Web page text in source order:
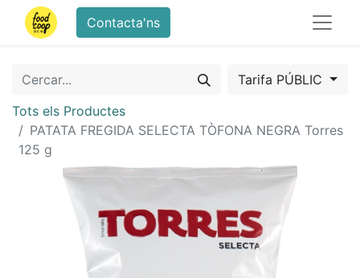
Contacta'ns
Tarifa PÚBLIC
Tots els Productes
PATATA FREGIDA SELECTA TÒFONA NEGRA Torres
125 g